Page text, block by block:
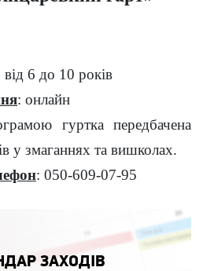
від 6 до 10 років
: онлайн
гуртка передбачена
у змаганнях та вишколах.
: 050-609-07-95
ЗАХОДІВ